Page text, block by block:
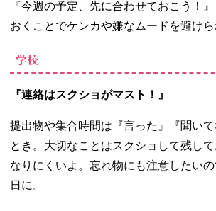
『今週の予定、先に合わせておこう！
おくことでケンカや嫌なムードを避けら
学校
『連絡はスクショがマスト！』
提出物や集合時間は『言った』『聞い
とき。大切なことはスクショして残し
なりにくいよ。忘れ物にも注意したい
日に。